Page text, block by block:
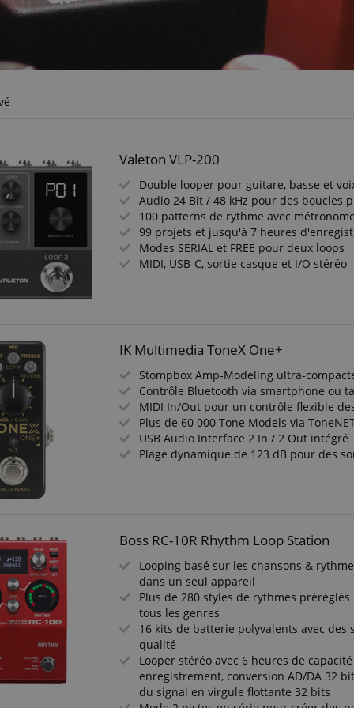
Valeton VLP-200
Double looper pour guitare, basse et
Audio 24 Bit / 48 kHz pour des boucles
100 patterns de rythme avec
99 projets et jusqu'à 7 heures
Modes SERIAL et FREE pour deux loops
MIDI, USB-C, sortie casque et I/O stéréo
IK Multimedia ToneX One+
Stompbox Amp-Modeling ultra-
Contrôle Bluetooth via smartphone ou
MIDI In/Out pour un contrôle flexible
Plus de 60 000 Tone Models via
USB Audio Interface 2 In / 2 Out intégré
Plage dynamique de 123 dB pour des
Boss RC-10R Rhythm Loop Station
Looping basé sur les chansons &
dans un seul appareil
Plus de 280 styles de rythmes
tous les genres
16 kits de batterie polyvalents avec des
qualité
Looper stéréo avec 6 heures de
enregistrement, conversion AD/DA 32
du signal en virgule flottante 32 bits